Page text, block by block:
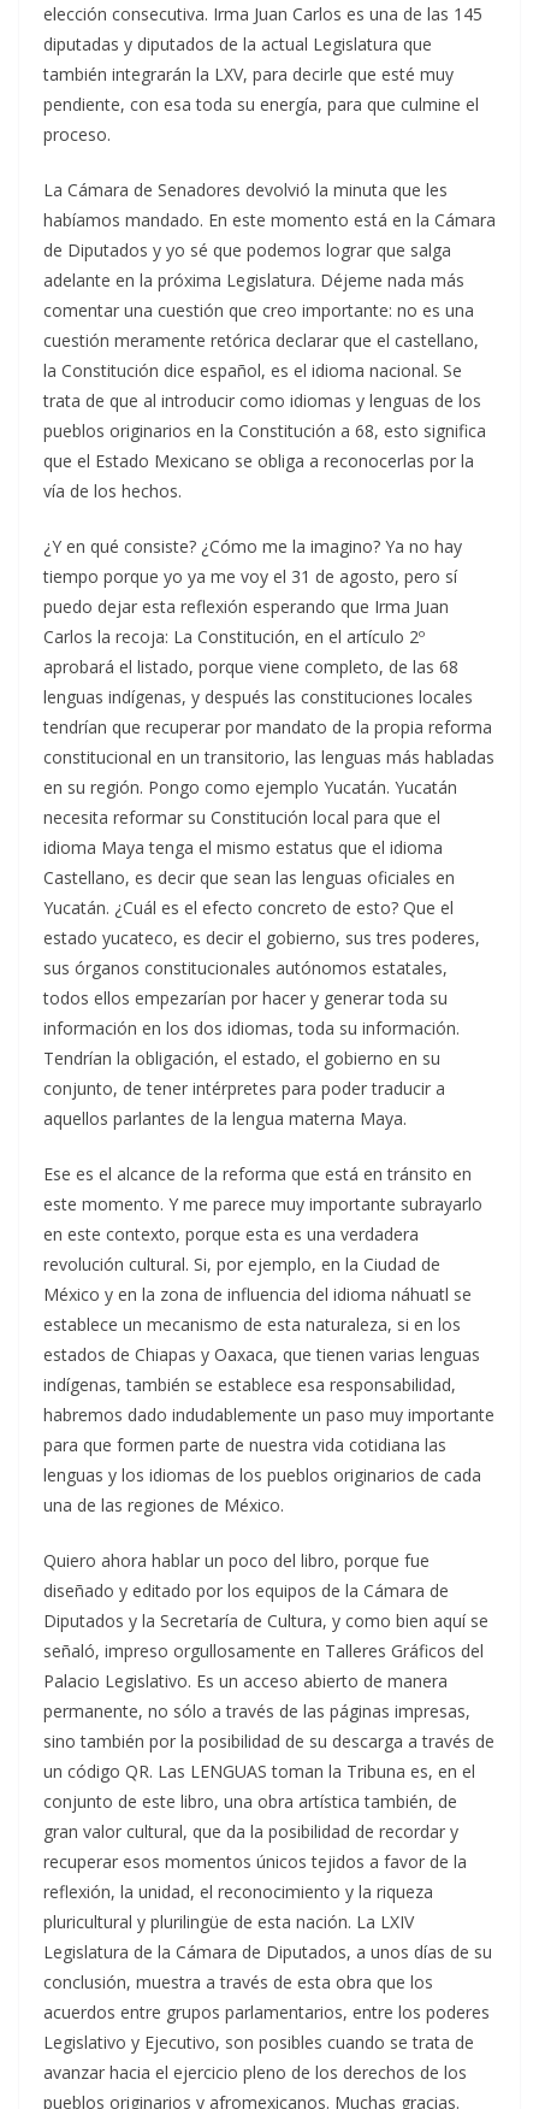
elección consecutiva. Irma Juan Carlos es una de las 145
diputadas y diputados de la actual Legislatura que
también integrarán la LXV, para decirle que esté muy
pendiente, con esa toda su energía, para que culmine el
proceso.
La Cámara de Senadores devolvió la minuta que les
habíamos mandado. En este momento está en la Cámara
de Diputados y yo sé que podemos lograr que salga
adelante en la próxima Legislatura. Déjeme nada más
comentar una cuestión que creo importante: no es una
cuestión meramente retórica declarar que el castellano,
la Constitución dice español, es el idioma nacional. Se
trata de que al introducir como idiomas y lenguas de los
pueblos originarios en la Constitución a 68, esto significa
que el Estado Mexicano se obliga a reconocerlas por la
vía de los hechos.
¿Y en qué consiste? ¿Cómo me la imagino? Ya no hay
tiempo porque yo ya me voy el 31 de agosto, pero sí
puedo dejar esta reflexión esperando que Irma Juan
Carlos la recoja: La Constitución, en el artículo 2º
aprobará el listado, porque viene completo, de las 68
lenguas indígenas, y después las constituciones locales
tendrían que recuperar por mandato de la propia reforma
constitucional en un transitorio, las lenguas más habladas
en su región. Pongo como ejemplo Yucatán. Yucatán
necesita reformar su Constitución local para que el
idioma Maya tenga el mismo estatus que el idioma
Castellano, es decir que sean las lenguas oficiales en
Yucatán. ¿Cuál es el efecto concreto de esto? Que el
estado yucateco, es decir el gobierno, sus tres poderes,
sus órganos constitucionales autónomos estatales,
todos ellos empezarían por hacer y generar toda su
información en los dos idiomas, toda su información.
Tendrían la obligación, el estado, el gobierno en su
conjunto, de tener intérpretes para poder traducir a
aquellos parlantes de la lengua materna Maya.
Ese es el alcance de la reforma que está en tránsito en
este momento. Y me parece muy importante subrayarlo
en este contexto, porque esta es una verdadera
revolución cultural. Si, por ejemplo, en la Ciudad de
México y en la zona de influencia del idioma náhuatl se
establece un mecanismo de esta naturaleza, si en los
estados de Chiapas y Oaxaca, que tienen varias lenguas
indígenas, también se establece esa responsabilidad,
habremos dado indudablemente un paso muy importante
para que formen parte de nuestra vida cotidiana las
lenguas y los idiomas de los pueblos originarios de cada
una de las regiones de México.
Quiero ahora hablar un poco del libro, porque fue
diseñado y editado por los equipos de la Cámara de
Diputados y la Secretaría de Cultura, y como bien aquí se
señaló, impreso orgullosamente en Talleres Gráficos del
Palacio Legislativo. Es un acceso abierto de manera
permanente, no sólo a través de las páginas impresas,
sino también por la posibilidad de su descarga a través de
un código QR. Las LENGUAS toman la Tribuna es, en el
conjunto de este libro, una obra artística también, de
gran valor cultural, que da la posibilidad de recordar y
recuperar esos momentos únicos tejidos a favor de la
reflexión, la unidad, el reconocimiento y la riqueza
pluricultural y plurilingüe de esta nación. La LXIV
Legislatura de la Cámara de Diputados, a unos días de su
conclusión, muestra a través de esta obra que los
acuerdos entre grupos parlamentarios, entre los poderes
Legislativo y Ejecutivo, son posibles cuando se trata de
avanzar hacia el ejercicio pleno de los derechos de los
pueblos originarios y afromexicanos. Muchas gracias.